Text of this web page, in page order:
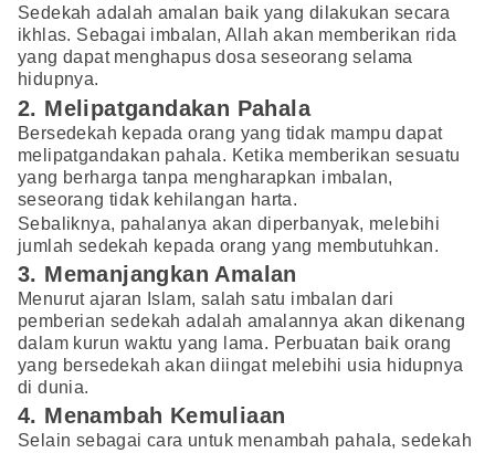
Sedekah adalah amalan baik yang dilakukan secara
ikhlas. Sebagai imbalan, Allah akan memberikan rida
yang dapat menghapus dosa seseorang selama
hidupnya.
2. Melipatgandakan Pahala
Bersedekah kepada orang yang tidak mampu dapat
melipatgandakan pahala. Ketika memberikan sesuatu
yang berharga tanpa mengharapkan imbalan,
seseorang tidak kehilangan harta.
Sebaliknya, pahalanya akan diperbanyak, melebihi
jumlah sedekah kepada orang yang membutuhkan.
3. Memanjangkan Amalan
Menurut ajaran Islam, salah satu imbalan dari
pemberian sedekah adalah amalannya akan dikenang
dalam kurun waktu yang lama. Perbuatan baik orang
yang bersedekah akan diingat melebihi usia hidupnya
di dunia.
4. Menambah Kemuliaan
Selain sebagai cara untuk menambah pahala, sedekah